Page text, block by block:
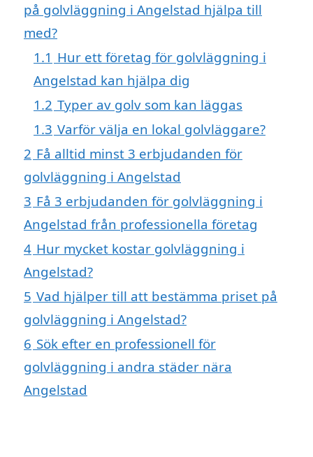
på golvläggning i Angelstad hjälpa till
med?
1.1 Hur ett företag för golvläggning i
Angelstad kan hjälpa dig
1.2 Typer av golv som kan läggas
1.3 Varför välja en lokal golvläggare?
2 Få alltid minst 3 erbjudanden för
golvläggning i Angelstad
3 Få 3 erbjudanden för golvläggning i
Angelstad från professionella företag
4 Hur mycket kostar golvläggning i
Angelstad?
5 Vad hjälper till att bestämma priset på
golvläggning i Angelstad?
6 Sök efter en professionell för
golvläggning i andra städer nära
Angelstad